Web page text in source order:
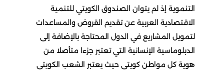
التنموية إذ لم يتوان الصندوق الكويتي للتنمية
الاقتصادية العربية عن تقديم القروض والمساعدات
لتمويل المشاريع في الدول المحتاجة بالإضافة إلى
الدبلوماسية الإنسانية التي تعتبر جزءا متأصلا من
هوية كل مواطن كويتي حيث يعتبر الشعب الكويتي